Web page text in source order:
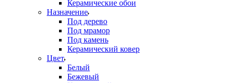
Керамические обои
Назначение
Под дерево
Под мрамор
Под камень
Керамический ковер
Цвет
Белый
Бежевый